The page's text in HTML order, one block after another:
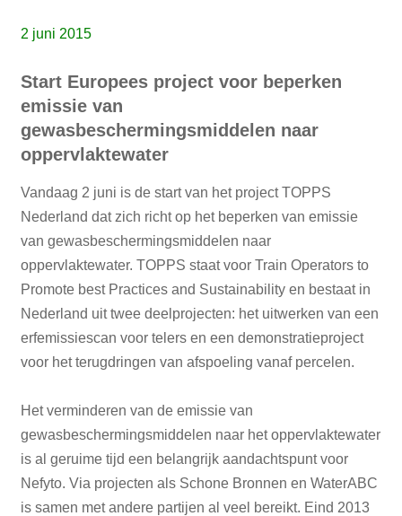
2 juni 2015
Start Europees project voor beperken
emissie van
gewasbeschermingsmiddelen naar
oppervlaktewater
Vandaag 2 juni is de start van het project TOPPS
Nederland dat zich richt op het beperken van emissie
van gewasbeschermingsmiddelen naar
oppervlaktewater. TOPPS staat voor Train Operators to
Promote best Practices and Sustainability en bestaat in
Nederland uit twee deelprojecten: het uitwerken van een
erfemissiescan voor telers en een demonstratieproject
voor het terugdringen van afspoeling vanaf percelen.
Het verminderen van de emissie van
gewasbeschermingsmiddelen naar het oppervlaktewater
is al geruime tijd een belangrijk aandachtspunt voor
Nefyto. Via projecten als Schone Bronnen en WaterABC
is samen met andere partijen al veel bereikt. Eind 2013